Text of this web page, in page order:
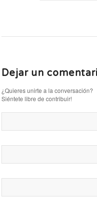
Dejar un
¿Quieres unirte a la conversación?
Siéntete libre de contribuir!